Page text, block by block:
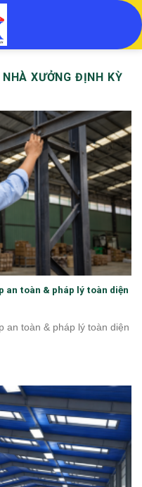
XƯỞNG ĐỊNH KỲ
an toàn & pháp lý toàn diện
an toàn & pháp lý toàn diện